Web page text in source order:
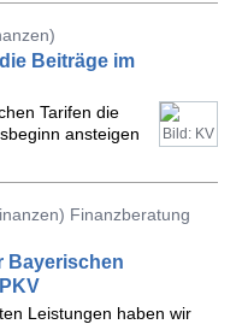
Beiträge im
Bild: KV
Tarifen die
ansteigen
Finanzberatung
Bayerischen
Leistungen haben wir